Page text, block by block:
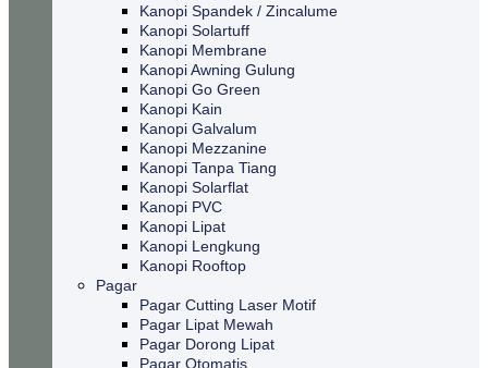
Kanopi Spandek / Zincalume
Kanopi Solartuff
Kanopi Membrane
Kanopi Awning Gulung
Kanopi Go Green
Kanopi Kain
Kanopi Galvalum
Kanopi Mezzanine
Kanopi Tanpa Tiang
Kanopi Solarflat
Kanopi PVC
Kanopi Lipat
Kanopi Lengkung
Kanopi Rooftop
Pagar
Pagar Cutting Laser Motif
Pagar Lipat Mewah
Pagar Dorong Lipat
Pagar Otomatis